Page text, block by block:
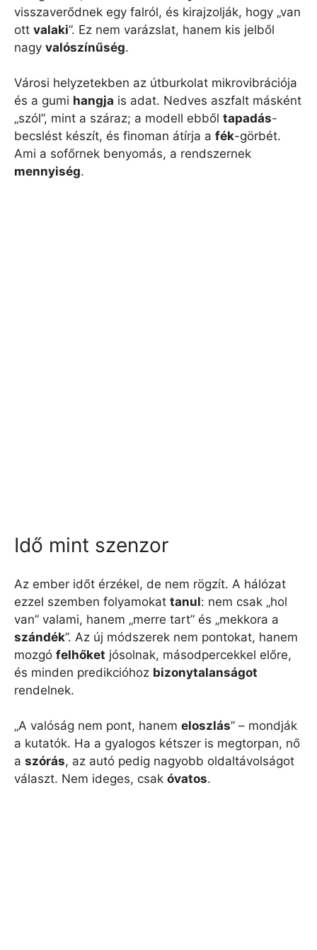
visszaverődnek egy falról, és kirajzolják, hogy „van
ott valaki”. Ez nem varázslat, hanem kis jelből
nagy valószínűség.
Városi helyzetekben az útburkolat mikrovibrációja
és a gumi hangja is adat. Nedves aszfalt másként
„szól”, mint a száraz; a modell ebből tapadás-
becslést készít, és finoman átírja a fék-görbét.
Ami a sofőrnek benyomás, a rendszernek
mennyiség.
Idő mint szenzor
Az ember időt érzékel, de nem rögzít. A hálózat
ezzel szemben folyamokat tanul: nem csak „hol
van” valami, hanem „merre tart” és „mekkora a
szándék”. Az új módszerek nem pontokat, hanem
mozgó felhőket jósolnak, másodpercekkel előre,
és minden predikcióhoz bizonytalanságot
rendelnek.
„A valóság nem pont, hanem eloszlás” – mondják
a kutatók. Ha a gyalogos kétszer is megtorpan, nő
a szórás, az autó pedig nagyobb oldaltávolságot
választ. Nem ideges, csak óvatos.